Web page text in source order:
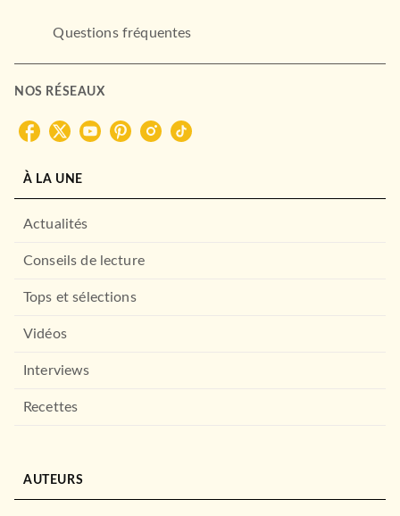
Questions fréquentes
NOS RÉSEAUX
À LA UNE
Actualités
Conseils de lecture
Tops et sélections
Vidéos
Interviews
Recettes
AUTEURS